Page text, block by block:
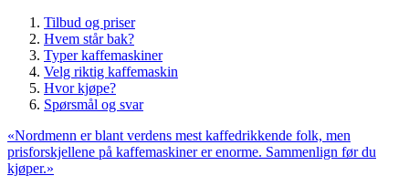
Tilbud og priser
Hvem står bak?
Typer kaffemaskiner
Velg riktig kaffemaskin
Hvor kjøpe?
Spørsmål og svar
«Nordmenn er blant verdens mest kaffedrikkende folk, men
prisforskjellene på kaffemaskiner er enorme. Sammenlign før du
kjøper.»